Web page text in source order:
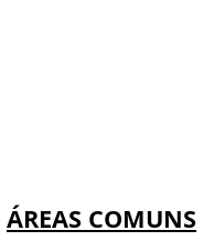
ÁREAS COMUNS